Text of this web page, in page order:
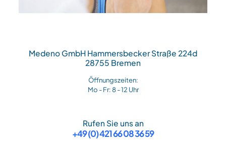
Medeno GmbH Hammersbecker Straße 224d
28755 Bremen
Öffnungszeiten:
Mo - Fr: 8 - 12 Uhr
Rufen Sie uns an
+49 (0) 421 66 08 36 59